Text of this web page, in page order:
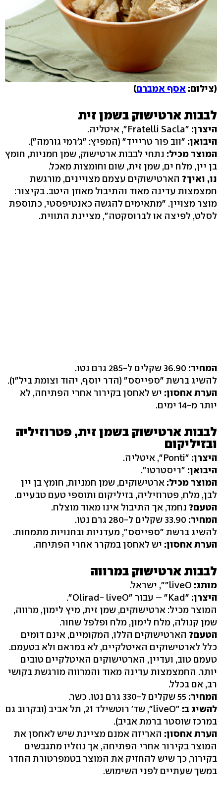
(צילום: אסף אמברם)
לבבות ארטישוק בשמן זית
היצרן: "Fratelli Sacla", איטליה.
היבואן: "ווב פור טריייד" (המפיץ: "ג'רמי גורמה").
המוצר מכיל: נתחי לבבות ארטישוק, שמן חמניות, חומץ
בן יין, מלח ים, שמן זית, שום וחומצות מאכל.
נו, ואיך? הארטישוקים עצמם מצויינים, מורגשת
חמצמצות עדינה מאוד והתיבול מאוזן היטב. בקיצור:
מוצר מצויין. "מתאימים להגשה כאנטיפסטי, כתוספת
לסלט, לפיצה או לברוסקטה", מציינת התווית.
המחיר:
להשיג ברשת "ספייסס" (הדר יוסף, יהוד וצומת ביל"ו).
הערת אחסון: יש לאחסן בקירור אחרי הפתיחה, לא
יותר מ-14 ימים.
לבבות ארטישוק בשמן זית, פטרוזיליה
ובזיליקום
היצרן: "Ponti", איטליה.
היבואן: "ריסטרטו".
המוצר מכיל: ארטישוקים, שמן חמניות, חומץ בן יין
לבן, מלח, פטרוזיליה, בזיליקום ותוספי טעם טבעיים.
הטעם? נחמד, אך התיבול אינו מאוד מוצלח.
המחיר:
להשיג ברשת "ספייסס", מעדניות ובחנויות מתמחות.
הערת אחסון: יש לאחסן במקרר אחרי הפתיחה.
לבבות ארטישוק במרווה
מותג:
היצרן: "Kad" – עבור "Olirad- liveO".
המוצר מכיל: ארטישוקים, שמן זית, מיץ לימון, מרווה,
שמן קנולה, מלח לימון, מלח ופלפל שחור.
הטעם? הארטישוקים הללו, המקומיים, אינם דומים
כלל לארטישוקים האיטלקיים, לא במראם ולא בטעמם.
טעמם טוב, ועדיין, הארטישוקים האיטלקיים טובים
יותר. החמצמצות עדינה מאוד והמרווה מורגשת בקושי
רב, אם בכלל.
המחיר:
להשיג ב:
"liveO", שד' רוטשילד 21, תל אביב (ובקרוב גם
במרכז שוסטר ברמת אביב).
הערת אחסון: האריזה אמנם מציינת שיש לאחסן את
המוצר בקירור אחרי הפתיחה, אך נוזליו מתגבשים
בקירור, כך שיש להחזיק את המוצר בטמפרטורת החדר
במשך שעתיים לפני השימוש.